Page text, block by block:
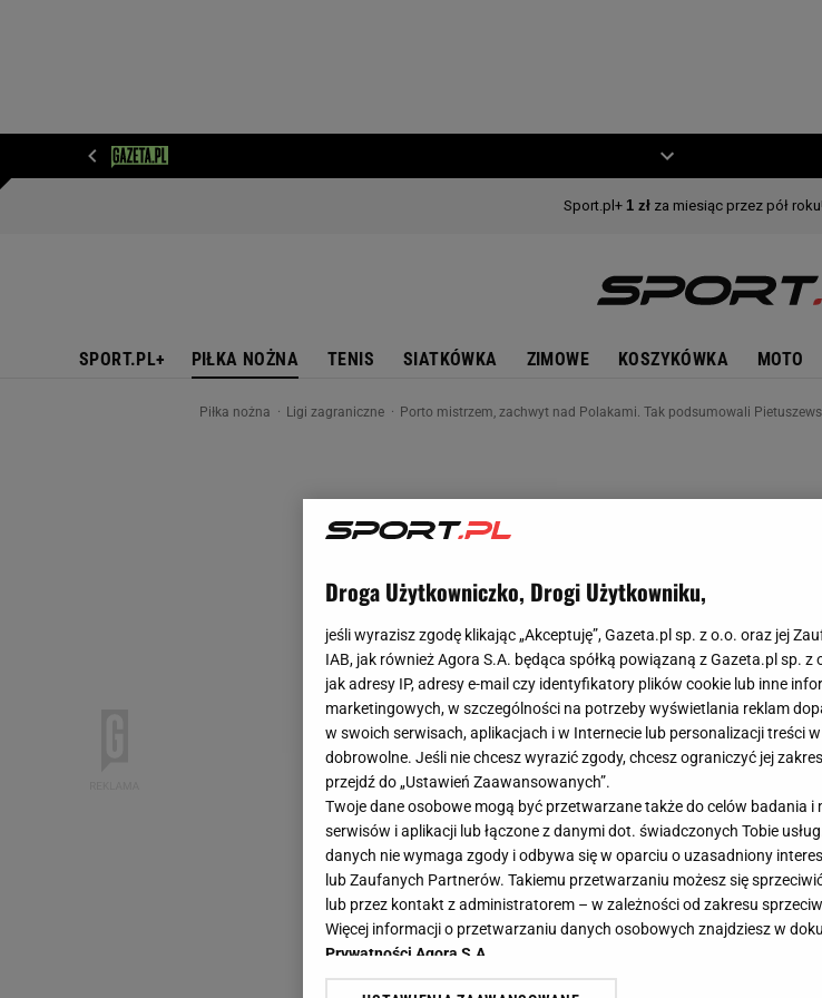
SPORT.PL+ PIŁKA NOŻNA TENIS SIATKÓWKA ZIMOWE KOSZYKÓWKA MOTO
Piłka nożna Ligi zagraniczne Porto mistrzem, zachwyt nad Polakami. Tak podsumowali
Droga Użytkowniczko, Drogi Użytkowniku,
jeśli wyrazisz zgodę klikając „Akceptuję”, Gazeta.pl sp. z o.o. oraz jej
IAB, jak również Agora S.A. będąca spółką powiązaną z Gazeta.pl sp.
jak adresy IP, adresy e-mail czy identyfikatory plików cookie lub inne
marketingowych, w szczególności na potrzeby wyświetlania reklam
w swoich serwisach, aplikacjach i w Internecie lub personalizacji treści
dobrowolne. Jeśli nie chcesz wyrazić zgody, chcesz ograniczyć jej
przejdź do „Ustawień Zaawansowanych”.
Twoje dane osobowe mogą być przetwarzane także do celów badania
serwisów i aplikacji lub łączone z danymi dot. świadczonych Tobie
danych nie wymaga zgody i odbywa się w oparciu o uzasadniony
lub Zaufanych Partnerów. Takiemu przetwarzaniu możesz się
lub przez kontakt z administratorem – w zależności od zakresu
Więcej informacji o przetwarzaniu danych osobowych znajdziesz w
Prywatności Agora S.A.